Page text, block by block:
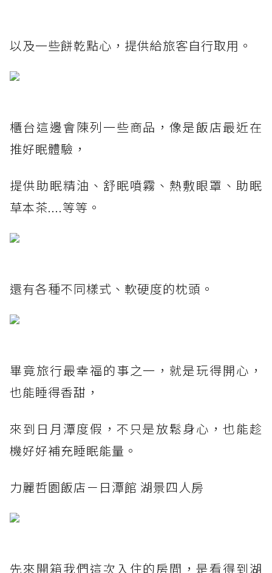
以及一些餅乾點心，提供給旅客自行取用。
櫃台這邊會陳列一些商品，像是飯店最近在
推好眠體驗，
提供助眠精油、舒眠噴霧、熱敷眼罩、助眠
草本茶....等等。
還有各種不同樣式、軟硬度的枕頭。
畢竟旅行最幸福的事之一，就是玩得開心，
也能睡得香甜，
來到日月潭度假，不只是放鬆身心，也能趁
機好好補充睡眠能量。
力麗哲園飯店－日潭館 湖景四人房
先來開箱我們這次入住的房間，是看得到湖